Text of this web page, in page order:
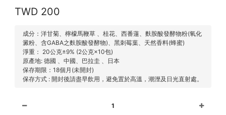
200
成分：洋甘菊、檸檬馬鞭草 、桂花、西番蓮、麩胺酸發酵物粉(氧化
澱粉、含GABA之麩胺酸發酵物)、黑刺莓葉、天然香料(蜂蜜)
淨重： 20公克±9% (2公克×10包)
原產地: 德國 、中國、巴拉圭 、日本
保存期限：18個月(未開封)
保存方式 : 開封後請盡早飲用，避免置於高溫，潮溼及日光直射處。
1